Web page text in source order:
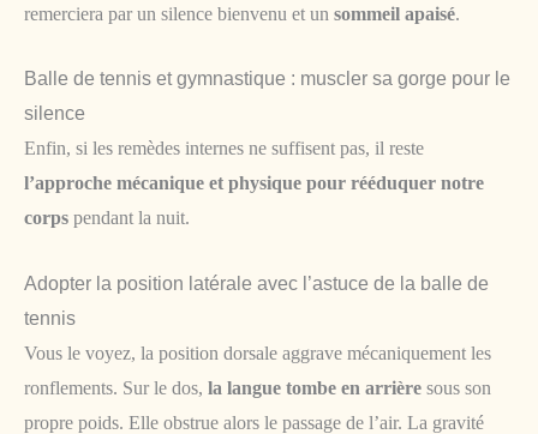
remerciera par un silence bienvenu et un sommeil apaisé.
Balle de tennis et gymnastique : muscler sa gorge pour le
silence
Enfin, si les remèdes internes ne suffisent pas, il reste
l’approche mécanique et physique pour rééduquer notre
corps pendant la nuit.
Adopter la position latérale avec l’astuce de la balle de
tennis
Vous le voyez, la position dorsale aggrave mécaniquement les
ronflements. Sur le dos, la langue tombe en arrière sous son
propre poids. Elle obstrue alors le passage de l’air. La gravité